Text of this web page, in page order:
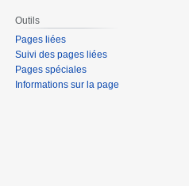
Outils
Pages liées
Suivi des pages liées
Pages spéciales
Informations sur la page